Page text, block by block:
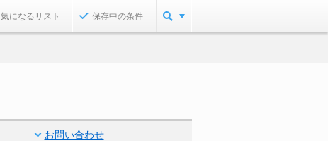
気になるリスト 保存中の条件
お問い合わせ